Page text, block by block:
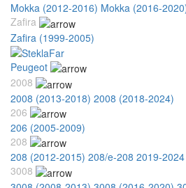
Mokka (2012-2016) Mokka (2016-
Zafira
Zafira (1999-2005)
Peugeot
2008
2008 (2013-2018) 2008 (2018-2024)
206
206 (2005-2009)
208
208 (2012-2015) 208/e-208 2019-2024
3008